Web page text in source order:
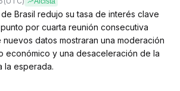
Brasil redujo su tasa de interés clave
por cuarta reunión consecutiva
datos mostraran una moderación
económico y una desaceleración de la
la esperada.